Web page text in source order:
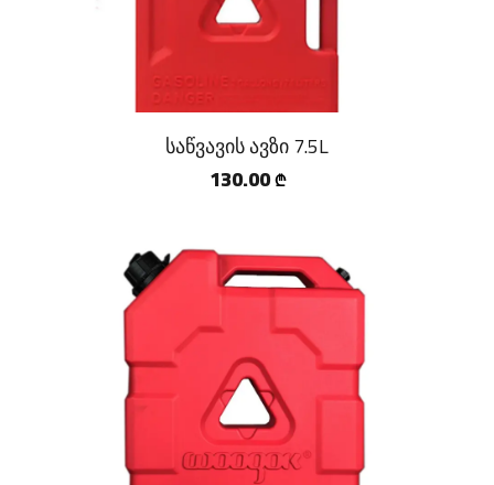
საწვავის ავზი 7.5L
130.00 ₾